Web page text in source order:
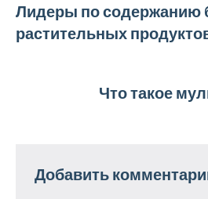
Навигация
по
Лидеры по содержанию
растительных
Что такое
Добавить